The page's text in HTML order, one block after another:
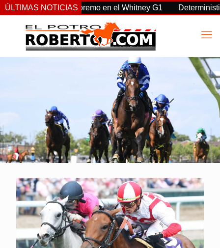
ÚLTIMAS NOTICIASsupremo en el Whitney G1 Deterministic: